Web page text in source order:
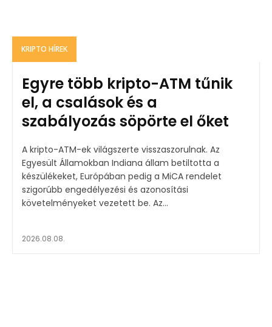
KRIPTO HÍREK
Egyre több kripto-ATM tűnik
el, a csalások és a
szabályozás söpörte el őket
A kripto-ATM-ek világszerte visszaszorulnak. Az
Egyesült Államokban Indiana állam betiltotta a
készülékeket, Európában pedig a MiCA rendelet
szigorúbb engedélyezési és azonosítási
követelményeket vezetett be. Az...
2026.08.08.